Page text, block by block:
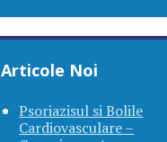
Articole Noi
Psoriazisul si Bolile
Cardiovasculare –